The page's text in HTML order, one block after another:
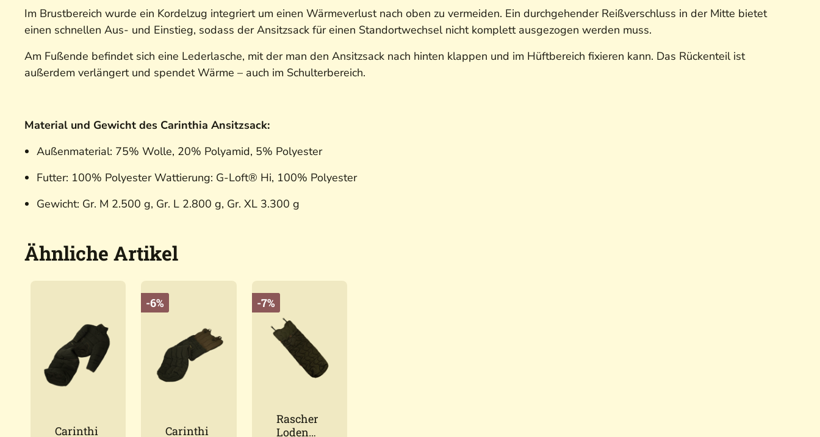
Im Brustbereich wurde ein Kordelzug integriert um einen Wärmeverlust nach oben zu vermeiden. Ein durchgehender Reißverschluss in der Mitte bietet
einen schnellen Aus- und Einstieg, sodass der Ansitzsack für einen Standortwechsel nicht komplett ausgezogen werden muss.
Am Fußende befindet sich eine Lederlasche, mit der man den Ansitzsack nach hinten klappen und im Hüftbereich fixieren kann. Das Rückenteil ist
außerdem verlängert und spendet Wärme – auch im Schulterbereich.
Material und Gewicht des Carinthia Ansitzsack:
Außenmaterial: 75% Wolle, 20% Polyamid, 5% Polyester
Futter: 100% Polyester Wattierung: G-Loft® Hi, 100% Polyester
Gewicht: Gr. M 2.500 g, Gr. L 2.800 g, Gr. XL 3.300 g
Ähnliche Artikel
Carinthi
-6%
Carinthi
-7%
Rascher
Loden